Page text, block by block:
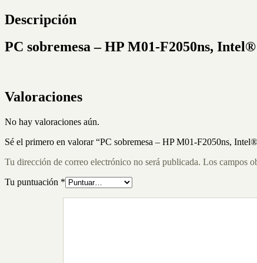
Descripción
PC sobremesa – HP M01-F2050ns,
Valoraciones
No hay valoraciones aún.
Sé el primero en valorar “PC sobremesa – HP M01-F2050ns,
Tu dirección de correo electrónico no será publicada. Los campos
Tu puntuación *